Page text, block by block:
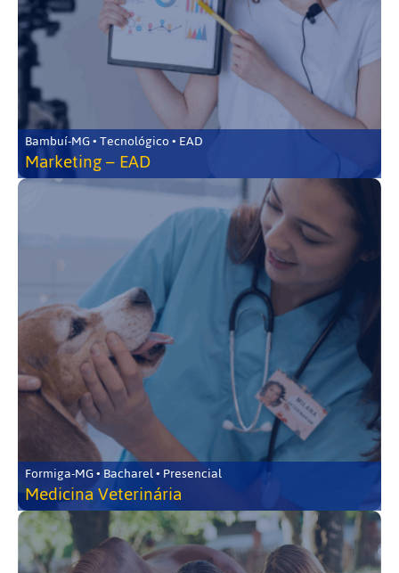
Bambuí-MG • Tecnológico • EAD
Marketing – EAD
Formiga-MG • Bacharel • Presencial
Medicina Veterinária